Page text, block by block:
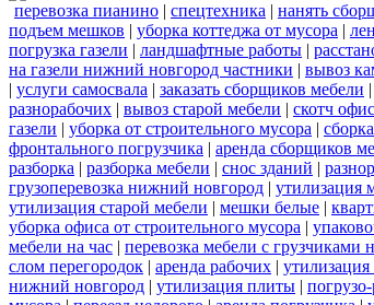
перевозка пианино | спецтехника | нанять
подъем мешков | уборка коттеджа от мусора |
погрузка газели | ландшафтные работы |
на газели нижний новгород частники | вывоз
| услуги самосвала | заказать сборщиков мебели |
разнорабочих | вывоз старой мебели | скотч
газели | уборка от строительного мусора | сборка
фронтального погрузчика | аренда сборщиков
разборка | разборка мебели | снос зданий |
грузоперевозка нижний новгород | утилизация
утилизация старой мебели | мешки белые |
уборка офиса от строительного мусора |
мебели на час | перевозка мебели с
слом перегородок | аренда рабочих |
нижний новгород | утилизация плиты |